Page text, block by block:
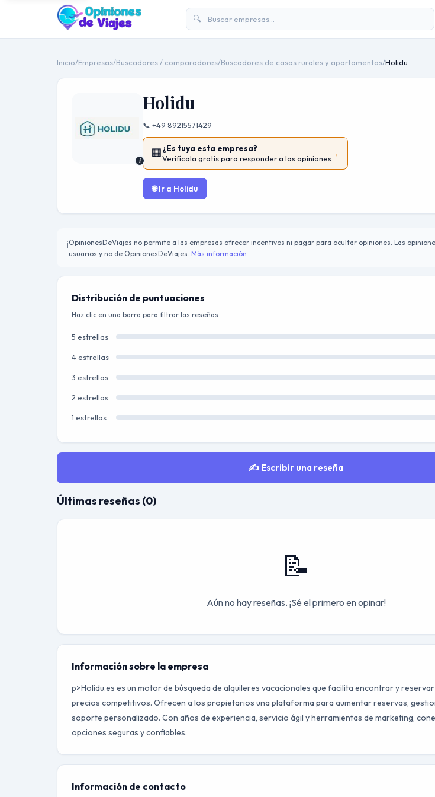
🔍
Inicio/Empresas/Buscadores / comparadores/Buscadores de casas rurales y apartamentos/Holidu
i
Holidu
📞 +49 89215571429
🏢¿Es tuya esta empresa?
Verifícala gratis para responder a las opiniones
→
🌐 Ir a Holidu
ℹ️OpinionesDeViajes no permite a las empresas ofrecer incentivos ni pagar para ocultar opiniones. Las
usuarios y no de OpinionesDeViajes. Más información
Distribución de puntuaciones
Haz clic en una barra para filtrar las reseñas
5 estrellas
4 estrellas
3 estrellas
2 estrellas
1 estrellas
✍️ Escribir una reseña
Últimas reseñas (0)
📝
Aún no hay reseñas. ¡Sé el primero en opinar!
Información sobre la empresa
p>Holidu.es es un motor de búsqueda de alquileres vacacionales que facilita encontrar y
precios competitivos. Ofrecen a los propietarios una plataforma para aumentar reservas,
soporte personalizado. Con años de experiencia, servicio ágil y herramientas de marketing,
opciones seguras y confiables.
Información de contacto